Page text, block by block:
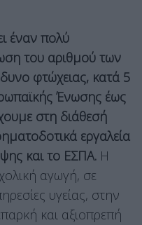
έναν πολύ
του αριθμού των
φτώχειας, κατά 5
Ένωσης έως
στη διάθεσή
εργαλεία
και το ΕΣΠΑ. Η
αγωγή, σε
υγείας, στην
και αξιοπρεπή